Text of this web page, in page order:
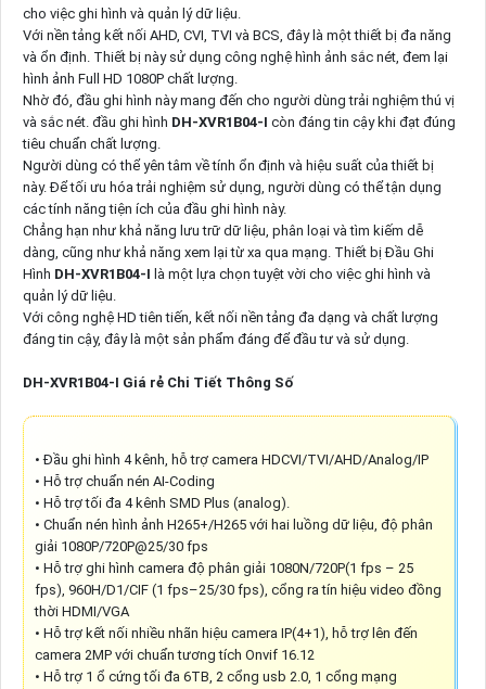
cho việc ghi hình và quản lý dữ liệu.
Với nền tảng kết nối AHD, CVI, TVI và BCS, đây là một thiết bị đa năng
và ổn định. Thiết bị này sử dụng công nghệ hình ảnh sắc nét, đem lại
hình ảnh Full HD 1080P chất lượng.
Nhờ đó, đầu ghi hình này mang đến cho người dùng trải nghiệm thú vị
và sắc nét. đầu ghi hình DH-XVR1B04-I còn đáng tin cậy khi đạt đúng
tiêu chuẩn chất lượng.
Người dùng có thể yên tâm về tính ổn định và hiệu suất của thiết bị
này. Để tối ưu hóa trải nghiệm sử dụng, người dùng có thể tận dụng
các tính năng tiện ích của đầu ghi hình này.
Chẳng hạn như khả năng lưu trữ dữ liệu, phân loại và tìm kiếm dễ
dàng, cũng như khả năng xem lại từ xa qua mạng. Thiết bị Đầu Ghi
Hình DH-XVR1B04-I là một lựa chọn tuyệt vời cho việc ghi hình và
quản lý dữ liệu.
Với công nghệ HD tiên tiến, kết nối nền tảng đa dạng và chất lượng
đáng tin cậy, đây là một sản phẩm đáng để đầu tư và sử dụng.
DH-XVR1B04-I Giá rẻ Chi Tiết Thông Số
• Đầu ghi hình 4 kênh, hỗ trợ camera HDCVI/TVI/AHD/Analog/IP
• Hỗ trợ chuẩn nén AI-Coding
• Hỗ trợ tối đa 4 kênh SMD Plus (analog).
• Chuẩn nén hình ảnh H265+/H265 với hai luồng dữ liệu, độ phân
giải 1080P/720P@25/30 fps
• Hỗ trợ ghi hình camera độ phân giải 1080N/720P(1 fps – 25
fps), 960H/D1/CIF (1 fps–25/30 fps), cổng ra tín hiệu video đồng
thời HDMI/VGA
• Hỗ trợ kết nối nhiều nhãn hiệu camera IP(4+1), hỗ trợ lên đến
camera 2MP với chuẩn tương tích Onvif 16.12
• Hỗ trợ 1 ổ cứng tối đa 6TB, 2 cổng usb 2.0, 1 cổng mạng